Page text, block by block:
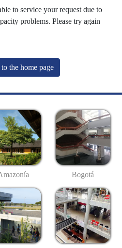
to service your request due to
problems. Please try again
the home page
Bogotá